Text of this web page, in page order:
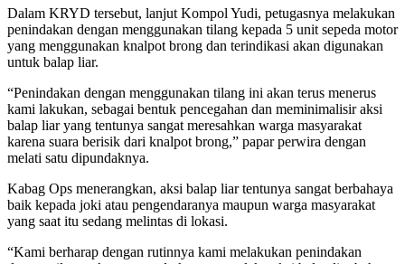
Dalam KRYD tersebut, lanjut Kompol Yudi, petugasnya melakukan
penindakan dengan menggunakan tilang kepada 5 unit sepeda motor
yang menggunakan knalpot brong dan terindikasi akan digunakan
untuk balap liar.
“Penindakan dengan menggunakan tilang ini akan terus menerus
kami lakukan, sebagai bentuk pencegahan dan meminimalisir aksi
balap liar yang tentunya sangat meresahkan warga masyarakat
karena suara berisik dari knalpot brong,” papar perwira dengan
melati satu dipundaknya.
Kabag Ops menerangkan, aksi balap liar tentunya sangat berbahaya
baik kepada joki atau pengendaranya maupun warga masyarakat
yang saat itu sedang melintas di lokasi.
“Kami berharap dengan rutinnya kami melakukan penindakan